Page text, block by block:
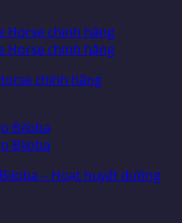
chính hãng
– Hoạt huyết dưỡng